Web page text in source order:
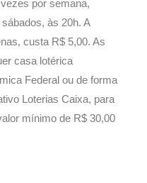
por semana,
às 20h. A
custa R$ 5,00. As
casa lotérica
Federal ou de forma
Loterias Caixa, para
mínimo de R$ 30,00